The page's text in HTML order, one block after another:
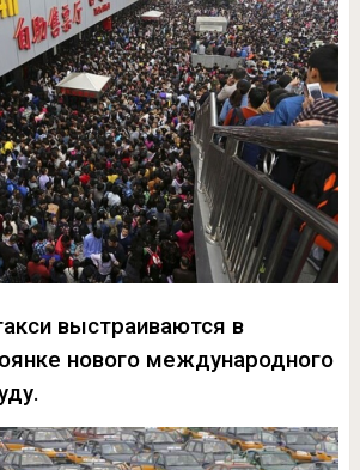
выстраиваются в
нового международного